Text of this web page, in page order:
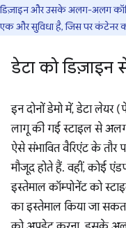
डिज़ाइन और उसके अलग-अलग
एक और सुविधा है, जिस पर कंटेनर
डेटा को
इन दोनों डेमो में, डेटा लेयर
लागू की गई स्टाइल से
ऐसे संभावित वैरिएंट के तौर
मौजूद होते हैं. वहीं, कोई
इस्तेमाल कॉम्पोनेंट को
का इस्तेमाल किया जा